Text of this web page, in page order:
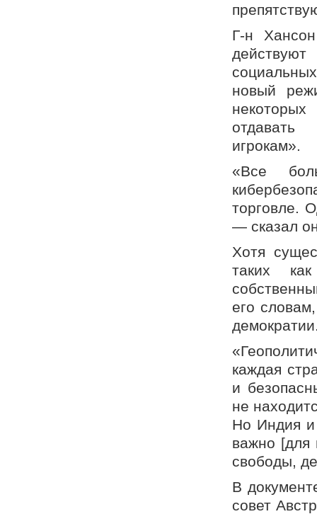
Г-н
новый
отдавать
игрокам».
«Все
торговле.
— сказал
Хотя
таких
его
каждая
и
не
Но Индия и
важно [для
свободы,
В
совет